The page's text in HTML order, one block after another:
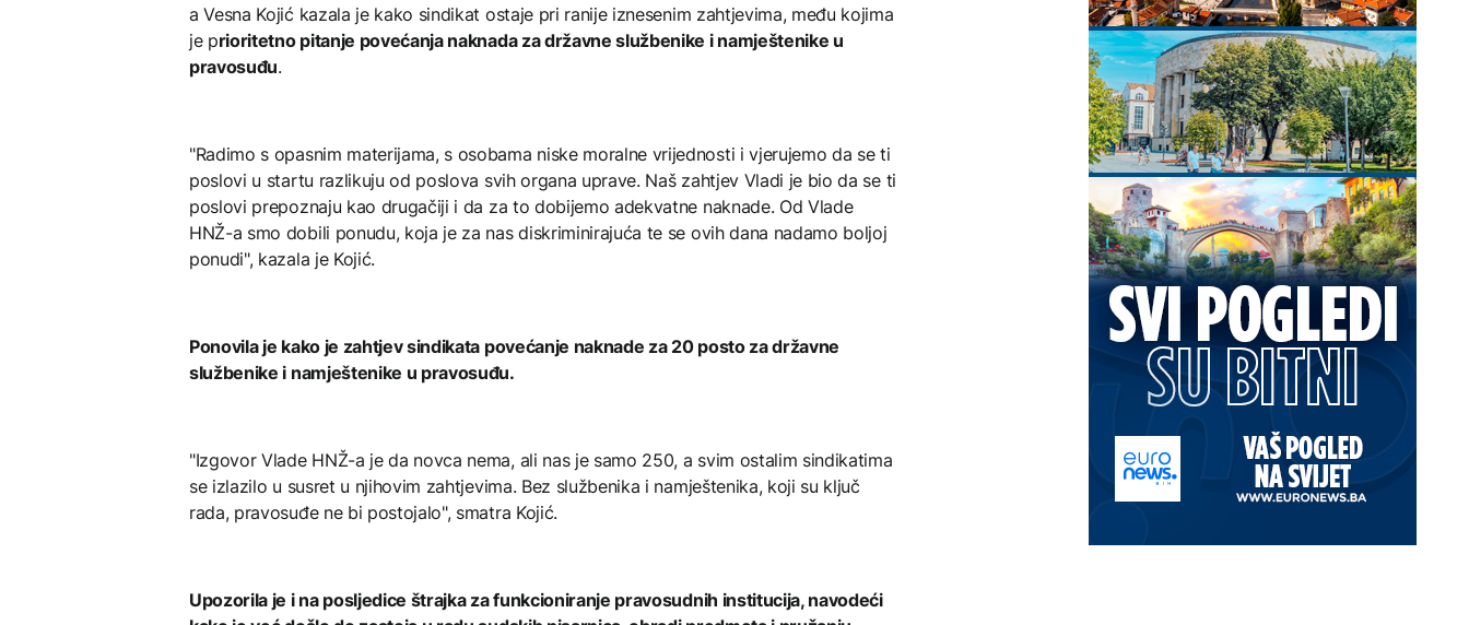
a Vesna Kojić kazala je kako sindikat ostaje pri ranije iznesenim zahtjevima, među kojima
je prioritetno pitanje povećanja naknada za državne službenike i namještenike u
pravosuđu.
"Radimo s opasnim materijama, s osobama niske moralne vrijednosti i vjerujemo da se ti
poslovi u startu razlikuju od poslova svih organa uprave. Naš zahtjev Vladi je bio da se ti
poslovi prepoznaju kao drugačiji i da za to dobijemo adekvatne naknade. Od Vlade
HNŽ-a smo dobili ponudu, koja je za nas diskriminirajuća te se ovih dana nadamo boljoj
ponudi", kazala je Kojić.
Ponovila je kako je zahtjev sindikata povećanje naknade za 20 posto za državne
službenike i namještenike u pravosuđu.
"Izgovor Vlade HNŽ-a je da novca nema, ali nas je samo 250, a svim ostalim sindikatima
se izlazilo u susret u njihovim zahtjevima. Bez službenika i namještenika, koji su ključ
rada, pravosuđe ne bi postojalo", smatra Kojić.
Upozorila je i na posljedice štrajka za funkcioniranje pravosudnih institucija, navodeći